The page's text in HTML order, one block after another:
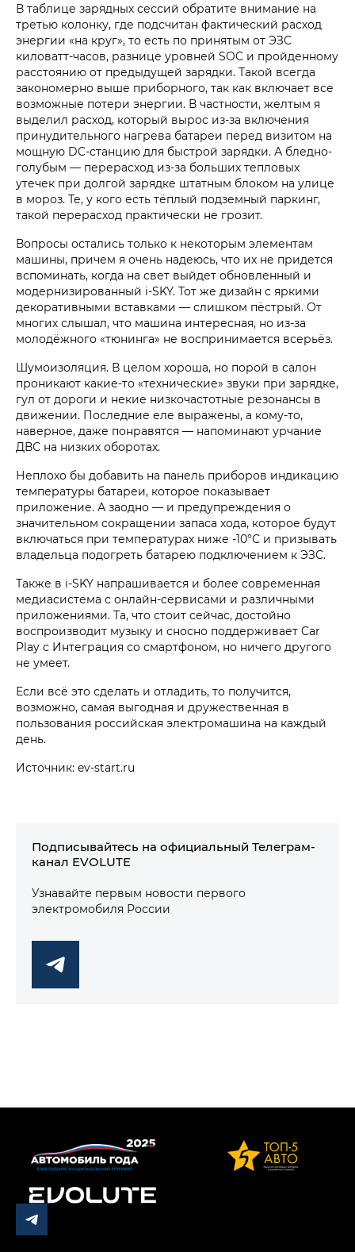
В таблице зарядных сессий обратите внимание на
третью колонку, где подсчитан фактический расход
энергии «на круг», то есть по принятым от ЭЗС
киловатт-часов, разнице уровней SOC и пройденному
расстоянию от предыдущей зарядки. Такой всегда
закономерно выше приборного, так как включает все
возможные потери энергии. В частности, желтым я
выделил расход, который вырос из-за включения
принудительного нагрева батареи перед визитом на
мощную DC-станцию для быстрой зарядки. А бледно-
голубым — перерасход из-за больших тепловых
утечек при долгой зарядке штатным блоком на улице
в мороз. Те, у кого есть тёплый подземный паркинг,
такой перерасход практически не грозит.
Вопросы остались только к некоторым элементам
машины, причем я очень надеюсь, что их не придется
вспоминать, когда на свет выйдет обновленный и
модернизированный i‑SKY. Тот же дизайн с яркими
декоративными вставками — слишком пёстрый. От
многих слышал, что машина интересная, но из-за
молодёжного «тюнинга» не воспринимается всерьёз.
Шумоизоляция. В целом хороша, но порой в салон
проникают какие-то «технические» звуки при зарядке,
гул от дороги и некие низкочастотные резонансы в
движении. Последние еле выражены, а кому-то,
наверное, даже понравятся — напоминают урчание
ДВС на низких оборотах.
Неплохо бы добавить на панель приборов индикацию
температуры батареи, которое показывает
приложение. А заодно — и предупреждения о
значительном сокращении запаса хода, которое будут
включаться при температурах ниже -10°С и призывать
владельца подогреть батарею подключением к ЭЗС.
Также в i‑SKY напрашивается и более современная
медиасистема с онлайн-сервисами и различными
приложениями. Та, что стоит сейчас, достойно
воспроизводит музыку и сносно поддерживает Car
Play с Интеграция со смартфоном, но ничего другого
не умеет.
Если всё это сделать и отладить, то получится,
возможно, самая выгодная и дружественная в
пользования российская электромашина на каждый
день.
Источник: ev-start.ru
Подписывайтесь на официальный Телеграм-
канал EVOLUTE
Узнавайте первым новости первого
электромобиля России